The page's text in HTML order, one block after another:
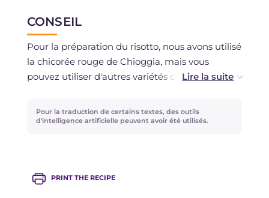
CONSEIL
Pour la préparation du risotto, nous avons utilisé
la chicorée rouge de Chioggia, mais vous
pouvez utiliser d'autres variétés comme la
Cherchez-vous d'autres risottos de saison ?
Pour la traduction de certains textes, des outils
d'intelligence artificielle peuvent avoir été utilisés.
PRINT THE RECIPE